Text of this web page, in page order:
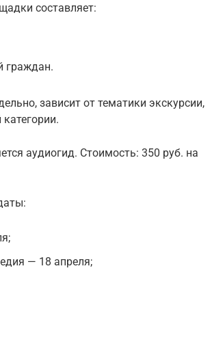
составляет:
граждан.
зависит от тематики экскурсии,
аудиогид. Стоимость: 350 руб. на
— 18 апреля;